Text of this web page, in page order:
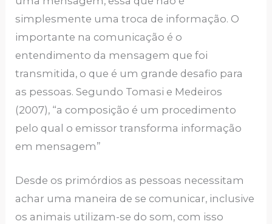
simplesmente uma troca de informação. O
importante na comunicação é o
entendimento da mensagem que foi
transmitida, o que é um grande desafio para
as pessoas. Segundo Tomasi e Medeiros
(2007), “a composição é um procedimento
pelo qual o emissor transforma informação
em mensagem”
Desde os primórdios as pessoas necessitam
achar uma maneira de se comunicar, inclusive
os animais utilizam-se do som, com isso